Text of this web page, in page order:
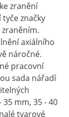
zranění
značky
axiálního
náročné.
pracovní
sada nářadí
mm, 35 - 40
tvarové